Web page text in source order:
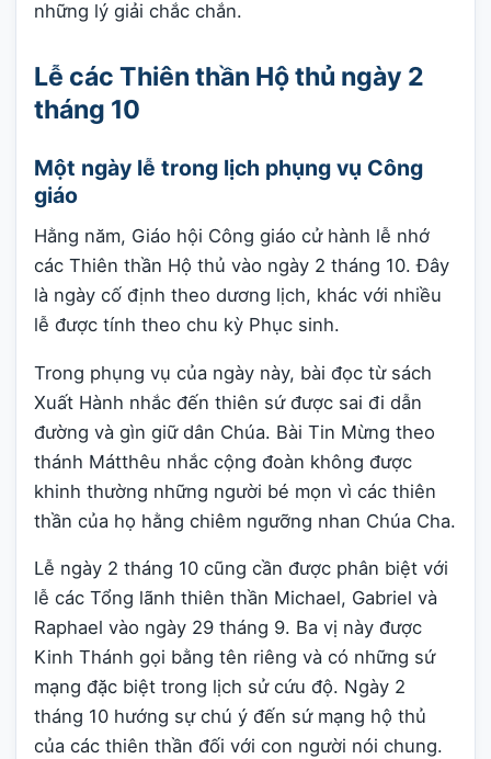
những lý giải chắc chắn.
Lễ các Thiên thần Hộ thủ ngày 2
tháng 10
Một ngày lễ trong lịch phụng vụ Công
giáo
Hằng năm, Giáo hội Công giáo cử hành lễ nhớ
các Thiên thần Hộ thủ vào ngày 2 tháng 10. Đây
là ngày cố định theo dương lịch, khác với nhiều
lễ được tính theo chu kỳ Phục sinh.
Trong phụng vụ của ngày này, bài đọc từ sách
Xuất Hành nhắc đến thiên sứ được sai đi dẫn
đường và gìn giữ dân Chúa. Bài Tin Mừng theo
thánh Mátthêu nhắc cộng đoàn không được
khinh thường những người bé mọn vì các thiên
thần của họ hằng chiêm ngưỡng nhan Chúa Cha.
Lễ ngày 2 tháng 10 cũng cần được phân biệt với
lễ các Tổng lãnh thiên thần Michael, Gabriel và
Raphael vào ngày 29 tháng 9. Ba vị này được
Kinh Thánh gọi bằng tên riêng và có những sứ
mạng đặc biệt trong lịch sử cứu độ. Ngày 2
tháng 10 hướng sự chú ý đến sứ mạng hộ thủ
của các thiên thần đối với con người nói chung.